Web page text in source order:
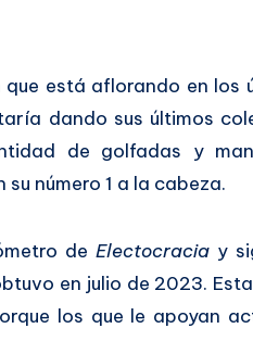
está aflorando en los
dando sus últimos
de golfadas y
número 1 a la cabeza.
de Electocracia y
en julio de 2023.
los que le apoyan